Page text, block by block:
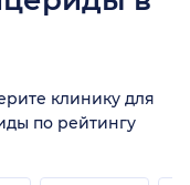
клинику для
по рейтингу